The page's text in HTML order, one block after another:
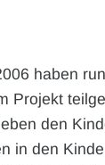
haben
Projekt
den
in den